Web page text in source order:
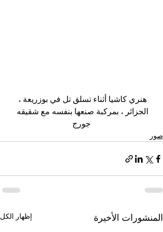
هنري كاشيا أثناء تسلق تل في بوزريعة ،
الجزائر ، بمركبة صنعها بنفسه مع شقيقه
جورج
صور
المنشورات الأخيرة إظهار الكل